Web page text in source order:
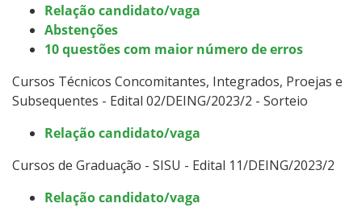
Relação candidato/vaga
Abstenções
10 questões com maior número de erros
Cursos Técnicos Concomitantes, Integrados, Proejas e
Subsequentes - Edital 02/DEING/2023/2 - Sorteio
Relação candidato/vaga
Cursos de Graduação - SISU - Edital 11/DEING/2023/2
Relação candidato/vaga